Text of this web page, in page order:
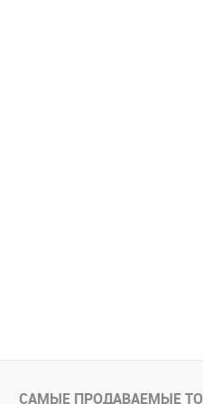
САМЫЕ ПРОДАВАЕМЫЕ